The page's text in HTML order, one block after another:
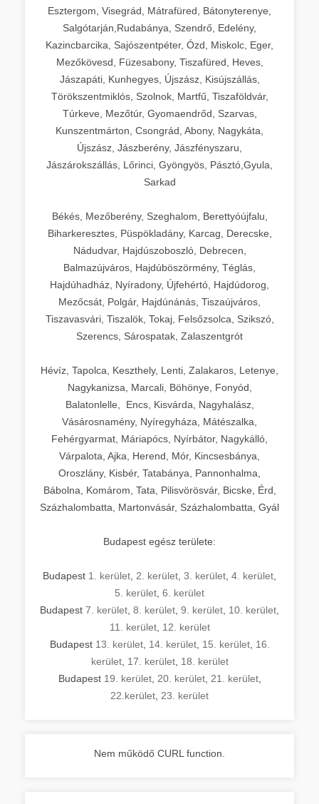
Esztergom, Visegrád, Mátrafüred, Bátonyterenye,
Salgótarján,Rudabánya, Szendrő, Edelény,
Kazincbarcika, Sajószentpéter, Ózd, Miskolc, Eger,
Mezőkövesd, Füzesabony, Tiszafüred, Heves,
Jászapáti, Kunhegyes, Újszász, Kisújszállás,
Törökszentmiklós, Szolnok, Martfű, Tiszaföldvár,
Túrkeve, Mezőtúr, Gyomaendrőd, Szarvas,
Kunszentmárton, Csongrád, Abony, Nagykáta,
Újszász, Jászberény, Jászfényszaru,
Jászárokszállás, Lőrinci, Gyöngyös, Pásztó,Gyula,
Sarkad
Békés, Mezőberény, Szeghalom, Berettyóújfalu,
Biharkeresztes, Püspökladány, Karcag, Derecske,
Nádudvar, Hajdúszoboszló, Debrecen,
Balmazújváros, Hajdúböszörmény, Téglás,
Hajdúhadház, Nyíradony, Újfehértó, Hajdúdorog,
Mezőcsát, Polgár, Hajdúnánás, Tiszaújváros,
Tiszavasvári, Tiszalök, Tokaj, Felsőzsolca, Szikszó,
Szerencs, Sárospatak, Zalaszentgrót
Hévíz, Tapolca, Keszthely, Lenti, Zalakaros, Letenye,
Nagykanizsa, Marcali, Böhönye, Fonyód,
Balatonlelle, Encs, Kisvárda, Nagyhalász,
Vásárosnamény, Nyíregyháza, Mátészalka,
Fehérgyarmat, Máriapócs, Nyírbátor, Nagykálló,
Várpalota, Ajka, Herend, Mór, Kincsesbánya,
Oroszlány, Kisbér, Tatabánya, Pannonhalma,
Bábolna, Komárom, Tata, Pilisvörösvár, Bicske, Érd,
Százhalombatta, Martonvásár, Százhalombatta, Gyál
Budapest egész területe:
Budapest 1. kerület 2. kerület 3. kerület 4. kerület
5. kerület 6. kerület
Budapest 7. kerület 8. kerület 9. kerület 10. kerület
11. kerület, 12. kerület
Budapest 13. kerület, 14. kerület, 15. kerület, 16.
kerület, 17. kerület, 18. kerület
Budapest 19. kerület, 20. kerület, 21. kerület,
22.kerület 23. kerület
Nem működő CURL function.